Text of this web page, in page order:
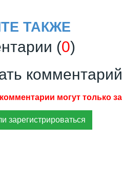
ТАКЖЕ
(0)
комментарий
зарегистрироваться